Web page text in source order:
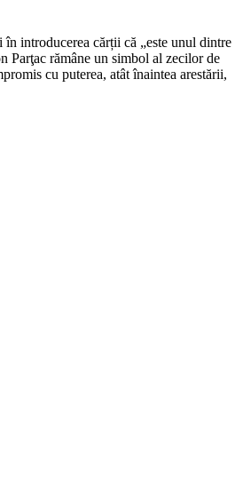
introducerea cărții că „este unul dintre
Parţac rămâne un simbol al zecilor de
cu puterea, atât înaintea arestării,